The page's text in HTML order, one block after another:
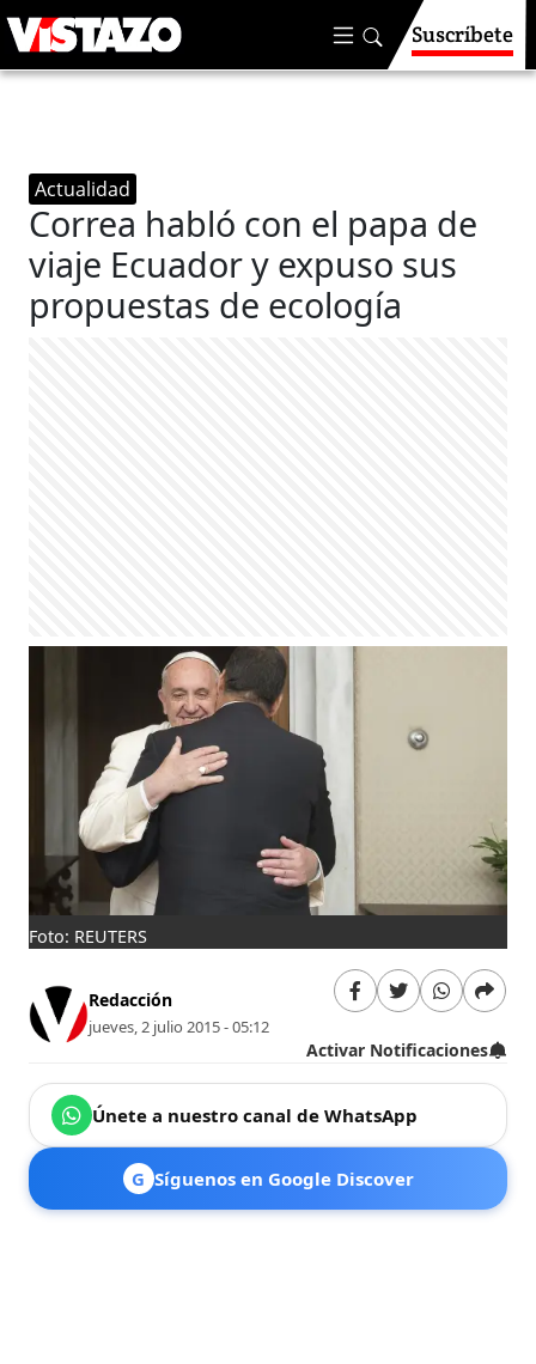
Suscríbete
Actualidad
Correa habló con el papa de
viaje Ecuador y expuso sus
propuestas de ecología
Foto: REUTERS
Redacción
jueves, 2 julio 2015 - 05:12
Activar Notificaciones
Únete a nuestro canal de WhatsApp
G Síguenos en Google Discover